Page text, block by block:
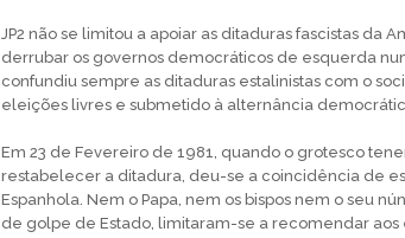
JP2 não se limitou a apoiar as ditaduras fascistas da
derrubar os governos democráticos de esquerda
confundiu sempre as ditaduras estalinistas com o
eleições livres e submetido à alternância
Em 23 de Fevereiro de 1981, quando o grotesco
restabelecer a ditadura, deu-se a coincidência de
Espanhola. Nem o Papa, nem os bispos nem o seu
de golpe de Estado, limitaram-se a recomendar aos